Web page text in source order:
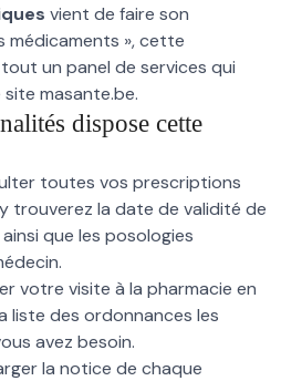
vient de faire son
médicaments », cette
un panel de services qui
masante.be.
dispose cette
toutes vos prescriptions
trouverez la date de validité de
que les posologies
votre visite à la pharmacie en
liste des ordonnances les
avez besoin.
la notice de chaque